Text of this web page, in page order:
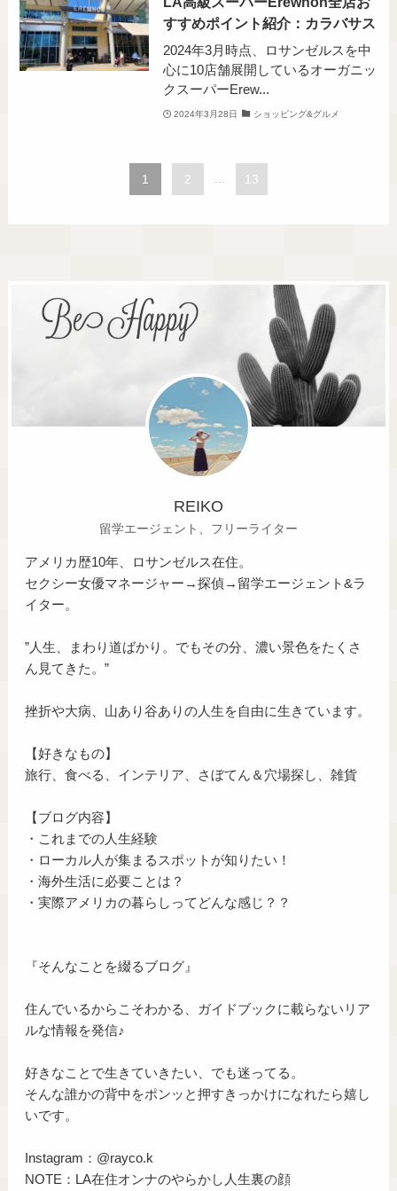
すすめポイント紹介：カラバサス
2024年3月時点、ロサンゼルスを中
心に10店舗展開しているオーガニッ
クスーパーErew...
2024年3月28日 ショッピング&グルメ
1 2 ... 13
REIKO
留学エージェント、フリーライター
アメリカ歴10年、ロサンゼルス在住。
セクシー女優マネージャー→探偵→留学エージェント&ラ
イター。
”人生、まわり道ばかり。でもその分、濃い景色をたくさ
ん見てきた。”
挫折や大病、山あり谷ありの人生を自由に生きています。
【好きなもの】
旅行、食べる、インテリア、さぼてん＆穴場探し、雑貨
【ブログ内容】
・これまでの人生経験
・ローカル人が集まるスポットが知りたい！
・海外生活に必要ことは？
・実際アメリカの暮らしってどんな感じ？？
『そんなことを綴るブログ』
住んでいるからこそわかる、ガイドブックに載らないリア
ルな情報を発信♪
好きなことで生きていきたい、でも迷ってる。
そんな誰かの背中をポンッと押すきっかけになれたら嬉し
いです。
Instagram：@rayco.k
NOTE：LA在住オンナのやらかし人生裏の顔